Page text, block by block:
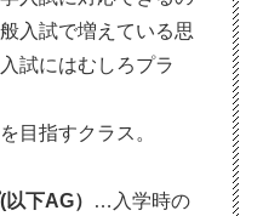
入試で増えている思
試にはむしろプラ
目指すクラス。
下AG）
…入学時の